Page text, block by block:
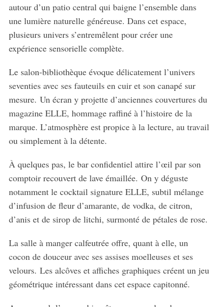
autour d’un patio central qui baigne l’ensemble dans
une lumière naturelle généreuse. Dans cet espace,
plusieurs univers s’entremêlent pour créer une
expérience sensorielle complète.
Le salon-bibliothèque évoque délicatement l’univers
seventies avec ses fauteuils en cuir et son canapé sur
mesure. Un écran y projette d’anciennes couvertures du
magazine ELLE, hommage raffiné à l’histoire de la
marque. L’atmosphère est propice à la lecture, au travail
ou simplement à la détente.
À quelques pas, le bar confidentiel attire l’œil par son
comptoir recouvert de lave émaillée. On y déguste
notamment le cocktail signature ELLE, subtil mélange
d’infusion de fleur d’amarante, de vodka, de citron,
d’anis et de sirop de litchi, surmonté de pétales de rose.
La salle à manger calfeutrée offre, quant à elle, un
cocon de douceur avec ses assises moelleuses et ses
velours. Les alcôves et affiches graphiques créent un jeu
géométrique intéressant dans cet espace capitonné.
e
a
c
f
o
: